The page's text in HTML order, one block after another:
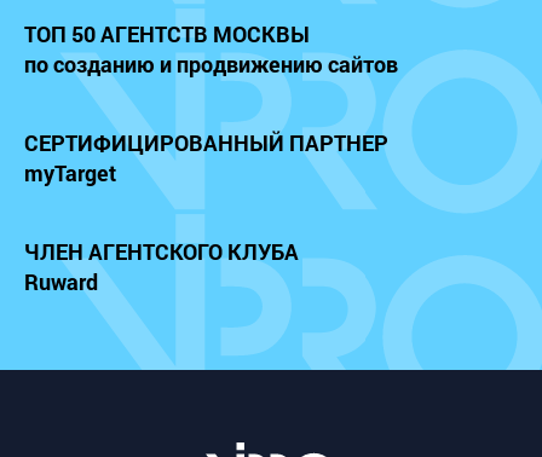
ТОП 50 АГЕНТСТВ МОСКВЫ
по созданию и продвижению сайтов
СЕРТИФИЦИРОВАННЫЙ ПАРТНЕР
myTarget
ЧЛЕН АГЕНТСКОГО КЛУБА
Ruward